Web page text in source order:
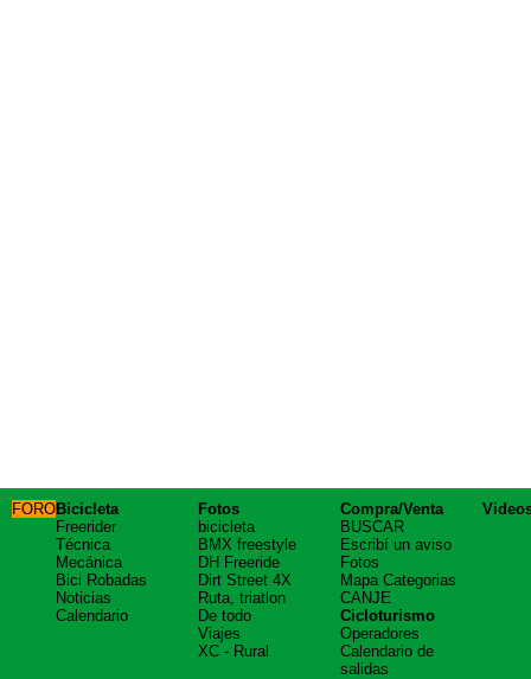
FOROBicicleta
Freerider
Técnica
Mecánica
Bici Robadas
Noticias
Calendario
Fotos
bicicleta
BMX freestyle
DH Freeride
Dirt Street 4X
Ruta, triatlon
De todo
Viajes
XC - Rural
Compra/Venta
BUSCAR
Escribí un aviso
Fotos
Mapa Categorias
CANJE
Cicloturismo
Operadores
Calendario de
salidas